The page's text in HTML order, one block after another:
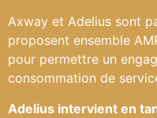
Axway et Adelius sont
proposent ensemble
pour permettre un
consommation de
Adelius intervient en